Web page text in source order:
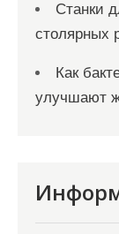
Станки
столярных
Как
улучшают